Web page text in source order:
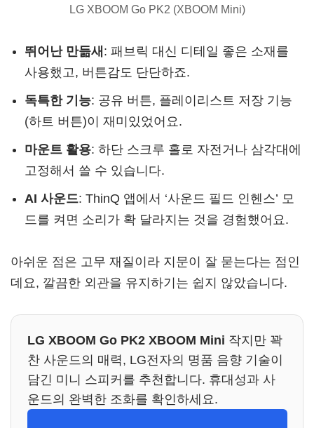
LG XBOOM Go PK2 (XBOOM Mini)
뛰어난 만듦새 : 패브릭 대신 디테일 좋은 소재를
사용했고, 버튼감도 단단하죠.
독특한 기능: 공유 버튼, 플레이리스트 저장 기능
(하트 버튼)이 재미있었어요.
마운트 활용: 하단 스크루 홀로 자전거나 삼각대에
고정해서 쓸 수 있습니다.
AI 사운드: ThinQ 앱에서 ‘사운드 필드 인헨스’ 모
드를 켜면 소리가 확 달라지는 것을 경험했어요.
아쉬운 점은 고무 재질이라 지문이 잘 묻는다는 점인
데요, 깔끔한 외관을 유지하기는 쉽지 않았습니다.
LG XBOOM Go PK2 XBOOM Mini 작지만 꽉
찬 사운드의 매력, LG전자의 명품 음향 기술이
담긴 미니 스피커를 추천합니다. 휴대성과 사
운드의 완벽한 조화를 확인하세요.